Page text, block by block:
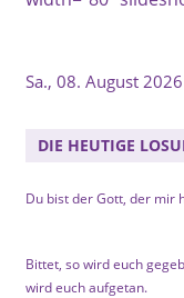
Sa., 08. August 2026
DIE HEUTIGE
Du bist der Gott, der mir
Bittet, so wird euch
wird euch aufgetan.